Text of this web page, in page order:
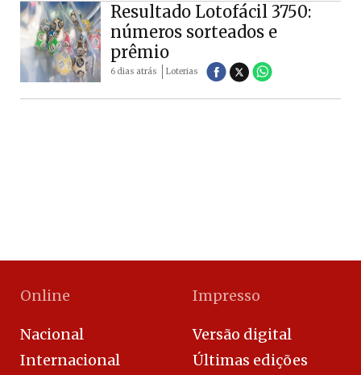
Resultado Lotofácil 3750:
números sorteados e
prêmio
6 dias atrás Loterias
Online
Nacional
Internacional
Impresso
Versão digital
Últimas edições